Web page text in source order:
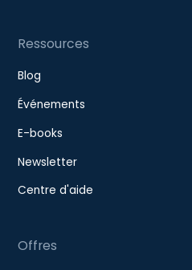
Ressources
Blog
Événements
E-books
Newsletter
Centre d'aide
Offres